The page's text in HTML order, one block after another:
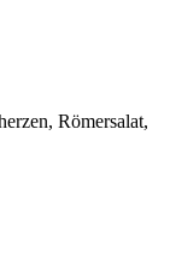
Römersalat,